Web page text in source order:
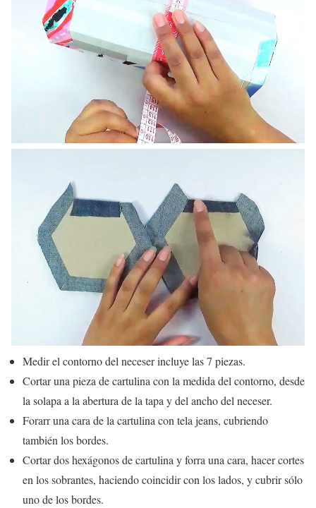
Medir el contorno del neceser incluye las 7 piezas.
Cortar una pieza de cartulina con la medida del contorno, desde
la solapa a la abertura de la tapa y del ancho del neceser.
Forarr una cara de la cartulina con tela jeans, cubriendo
también los bordes.
Cortar dos hexágonos de cartulina y forra una cara, hacer cortes
en los sobrantes, haciendo coincidir con los lados, y cubrir sólo
uno de los bordes.